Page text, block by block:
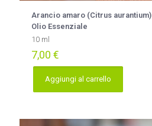
Arancio amaro (Citrus aurantium)
Olio Essenziale
10 ml
7,00 €
Aggiungi al carrello